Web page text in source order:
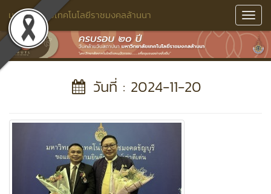
มหาวิทยาลัยเทคโนโลยีราชมงคลล้านนา
วันที่ : 2024-11-20